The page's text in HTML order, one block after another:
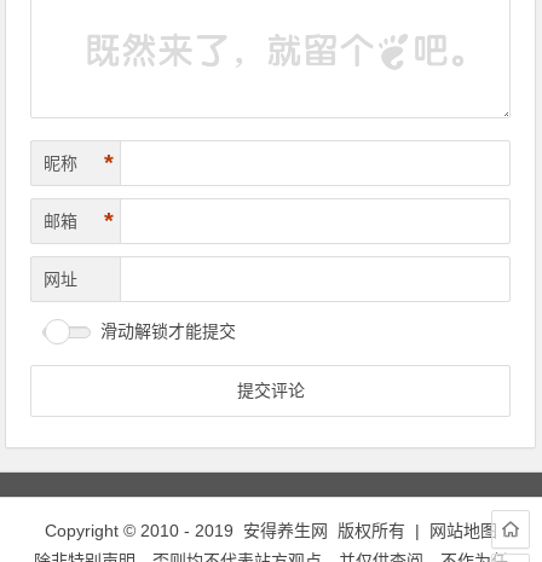
昵称 *
邮箱 *
网址
滑动解锁才能提交
Copyright © 2010 - 2019 安得养生网 版权所有 |
网站地图